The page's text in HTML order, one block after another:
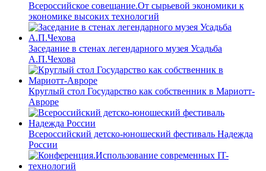
Всероссийское совещание.От сырьевой экономики к
экономике высоких технологий
Заседание в стенах легендарного музея Усадьба
А.П.Чехова
Круглый стол Государство как собственник в Мариотт-
Авроре
Всероссийский детско-юношеский фестиваль Надежда
России